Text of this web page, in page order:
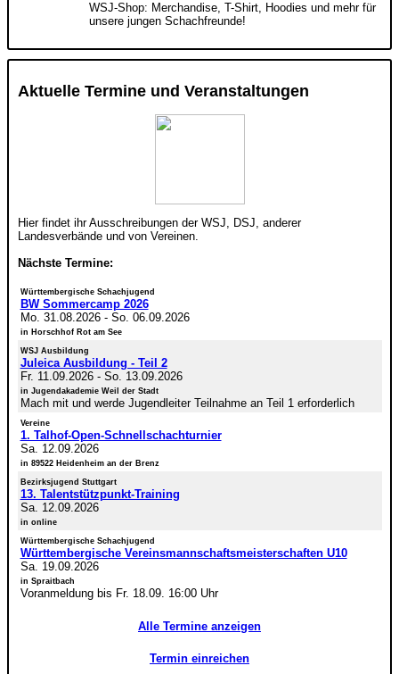
WSJ-Shop: Merchandise, T-Shirt, Hoodies und mehr für
unsere jungen Schachfreunde!
Aktuelle Termine und Veranstaltungen
Hier findet ihr Ausschreibungen der WSJ, DSJ, anderer
Landesverbände und von Vereinen.
Nächste Termine:
Württembergische Schachjugend
BW Sommercamp 2026
Mo. 31.08.2026- So. 06.09.2026
in Horschhof Rot am See
WSJ Ausbildung
Juleica Ausbildung - Teil 2
Fr. 11.09.2026- So. 13.09.2026
in Jugendakademie Weil der Stadt
Mach mit und werde Jugendleiter Teilnahme an Teil 1 erforderlich
Vereine
1. Talhof-Open-Schnellschachturnier
Sa. 12.09.2026
in 89522 Heidenheim an der Brenz
Bezirksjugend Stuttgart
13. Talentstützpunkt-Training
Sa. 12.09.2026
in online
Württembergische Schachjugend
Württembergische Vereinsmannschaftsmeisterschaften U10
Sa. 19.09.2026
in Spraitbach
Voranmeldung bis Fr. 18.09. 16:00 Uhr
Alle Termine anzeigen
Termin einreichen